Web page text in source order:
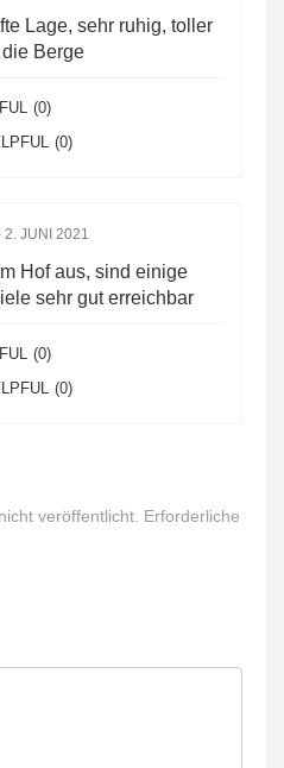
Lage, sehr ruhig, toller
Berge
(0)
(0)
2. JUNI 2021
Hof aus, sind einige
sehr gut erreichbar
(0)
(0)
veröffentlicht. Erforderliche